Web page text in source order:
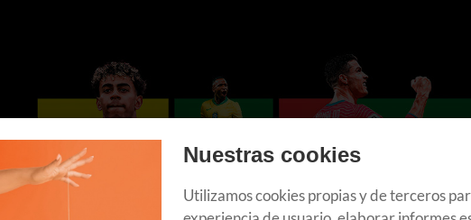
Nuestras cookies
Utilizamos cookies propias y de terceros